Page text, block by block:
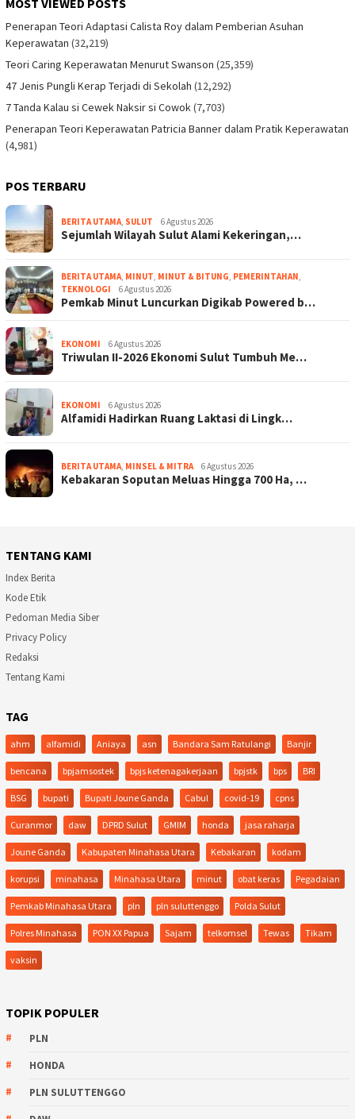
Penerapan Teori Adaptasi Calista Roy dalam Pemberian Asuhan
Keperawatan (32,219)
Teori Caring Keperawatan Menurut Swanson (25,359)
47 Jenis Pungli Kerap Terjadi di Sekolah (12,292)
7 Tanda Kalau si Cewek Naksir si Cowok(7,703)
Penerapan Teori Keperawatan Patricia Banner dalam Pratik Keperawatan
(4,981)
POS TERBARU
BERITA UTAMA SULUT 6 Agustus 2026
Sejumlah Wilayah Sulut Alami Kekeringan,…
BERITA UTAMA MINUT MINUT & BITUNG PEMERINTAHAN
TEKNOLOGI
6 Agustus 2026
Pemkab Minut Luncurkan Digikab Powered b…
EKONOMI 6 Agustus 2026
Triwulan II-2026 Ekonomi Sulut Tumbuh Me…
EKONOMI 6 Agustus 2026
Alfamidi Hadirkan Ruang Laktasi di Lingk…
BERITA UTAMA MINSEL & MITRA 6 Agustus 2026
Kebakaran Soputan Meluas Hingga 700 Ha, …
TENTANG KAMI
Index Berita
Kode Etik
Pedoman Media Siber
Privacy Policy
Redaksi
Tentang Kami
TAG
ahm alfamidi Aniaya asn Bandara Sam Ratulangi Banjir
bencana bpjamsostek bpjs ketenagakerjaan bpjstk bps BRI
BSG bupati Bupati Joune Ganda Cabul covid-19 cpns
Curanmor daw DPRD Sulut GMIM honda jasa raharja
Joune Ganda Kabupaten Minahasa Utara Kebakaran kodam
korupsi minahasa Minahasa Utara minut obat keras Pegadaian
Pemkab Minahasa Utara pln pln suluttenggo Polda Sulut
Polres Minahasa PON XX Papua Sajam telkomsel Tewas Tikam
vaksin
TOPIK POPULER
PLN
HONDA
PLN SULUTTENGGO